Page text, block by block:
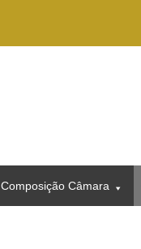
Composição Câmara